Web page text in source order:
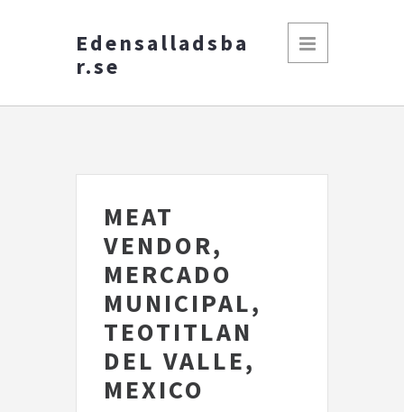
Edensalladsba
r.se
MEAT
VENDOR,
MERCADO
MUNICIPAL,
TEOTITLAN
DEL VALLE,
MEXICO